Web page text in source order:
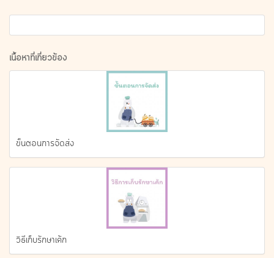
เนื้อหาที่เกี่ยวข้อง
ขั้นตอนการจัดส่ง
วิธีเก็บรักษาเค้ก